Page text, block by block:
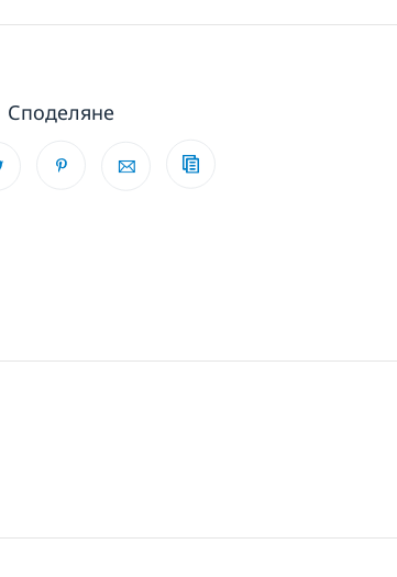
Споделяне